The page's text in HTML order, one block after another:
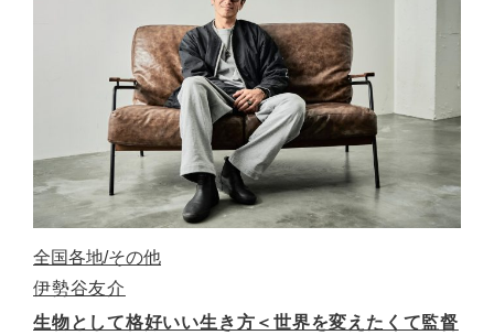
全国各地 その他
伊勢谷友介
生物として格好いい生き方＜世界を変えたくて監督